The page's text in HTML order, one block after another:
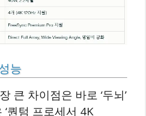
능
큰 차이점은 바로 ‘두뇌’
퀀텀 프로세서 4K